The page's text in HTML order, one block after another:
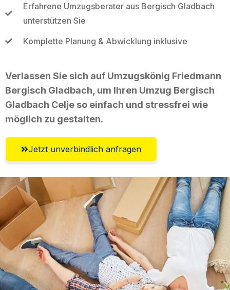
Erfahrene Umzugsberater aus Bergisch Gladbach
unterstützen Sie
Komplette Planung & Abwicklung inklusive
Verlassen Sie sich auf Umzugskönig Friedmann
Bergisch Gladbach, um Ihren Umzug Bergisch
Gladbach Celje so einfach und stressfrei wie
möglich zu gestalten.
Jetzt unverbindlich anfragen